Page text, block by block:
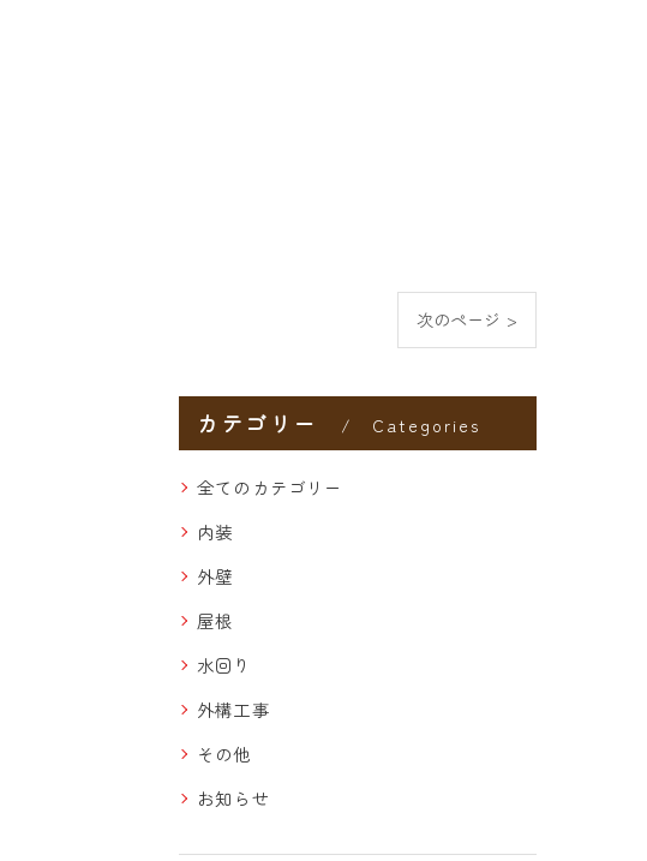
次のページ >
カテゴリー Categories
全てのカテゴリー
内装
外壁
屋根
水回り
外構工事
その他
お知らせ